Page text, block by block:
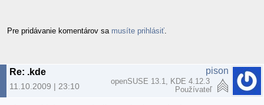
Pre pridávanie komentárov sa musíte prihlásiť
Re: .kde
11.10.2009 | 23:10
pison
openSUSE 13.1, KDE 4.12.3
Používateľ